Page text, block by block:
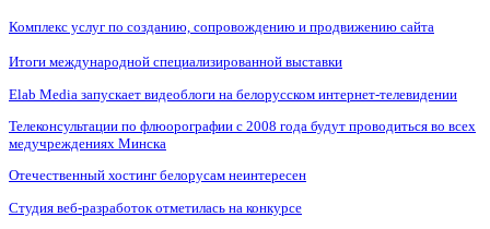
Комплекс услуг по созданию, сопровождению и продвижению сайта
Итоги международной специализированной выставки
Elab Media запускает видеоблоги на белорусском интернет-телевидении
Телеконсультации по флюорографии с 2008 года будут проводиться во всех
медучреждениях Минска
Отечественный хостинг белорусам неинтересен
Студия веб-разработок отметилась на конкурсе